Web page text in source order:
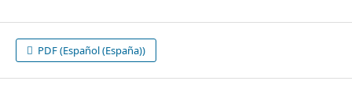
PDF (Español (España))